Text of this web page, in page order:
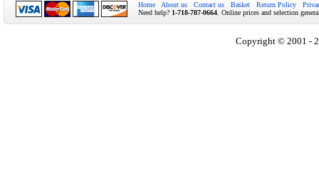
Home About us Contact us Basket Return Policy
Need help? 1-718-787-0664 . Online prices and selection
Copyright © 2001 -